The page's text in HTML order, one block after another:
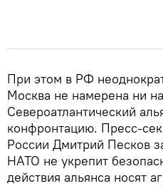
При этом в РФ
Москва не намерена ни
Североатлантический
конфронтацию. Пресс-
России Дмитрий Песков
НАТО не укрепит
действия альянса носят